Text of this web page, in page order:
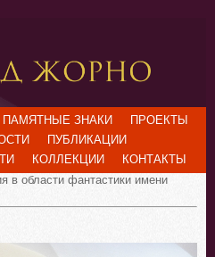
ПАМЯТНЫЕ ЗНАКИ
ПРОЕКТЫ
ПУБЛИКАЦИИ
КОЛЛЕКЦИИ
КОНТАКТЫ
в области фантастики имени